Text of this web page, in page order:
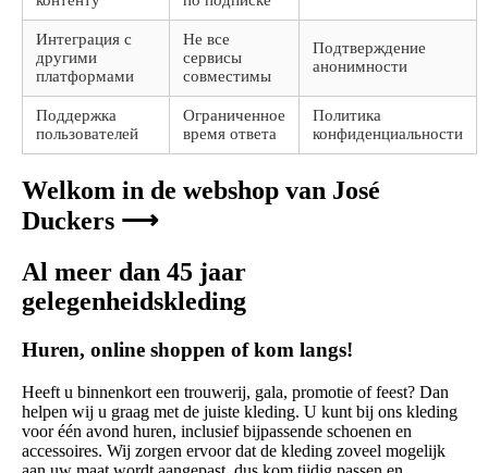
Интеграция с
другими
платформами
Не все
сервисы
совместимы
Подтверждение
анонимности
Поддержка
пользователей
Ограниченное
время ответа
Политика
конфиденциальности
Welkom in de webshop van José
Duckers ⟶
Al meer dan 45 jaar
gelegenheidskleding
Huren, online shoppen of kom langs!
Heeft u binnenkort een trouwerij, gala, promotie of feest? Dan
helpen wij u graag met de juiste kleding. U kunt bij ons kleding
voor één avond huren, inclusief bijpassende schoenen en
accessoires. Wij zorgen ervoor dat de kleding zoveel mogelijk